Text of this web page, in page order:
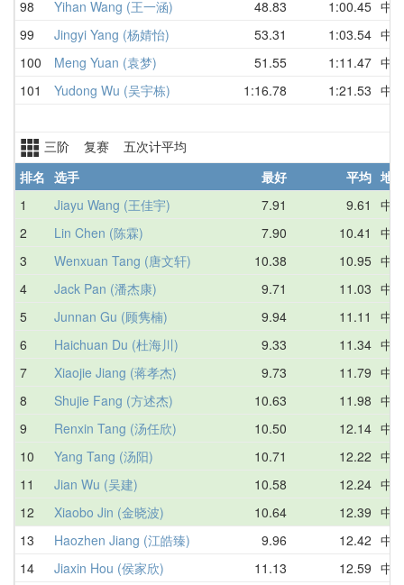
98 Yihan Wang (王一涵) 48.83 1:00.45 中
99
Jingyi Yang (杨婧怡) 53.31 1:03.54 中
100
Meng Yuan (袁梦) 51.55 1:11.47 中
101
Yudong Wu (吴宇栋) 1:16.78 1:21.53 中
三阶 复赛 五次计平均
排名 选手 最好 平均 地
1
Jiayu Wang (王佳宇) 7.91 9.61
中
2
Lin Chen (陈霖) 7.90 10.41
中
3
Wenxuan Tang (唐文轩) 10.38 10.95 中
4
Jack Pan (潘杰康) 9.71 11.03 中
5
Junnan Gu (顾隽楠) 9.94 11.11
中
6
Haichuan Du (杜海川) 9.33 11.34 中
7
Xiaojie Jiang (蒋孝杰) 9.73 11.79 中
8
Shujie Fang (方述杰) 10.63 11.98 中
9
Renxin Tang (汤任欣) 10.50 12.14 中
10
Yang Tang (汤阳) 10.71 12.22 中
11
Jian Wu (吴建) 10.58 12.24 中
12
Xiaobo Jin (金晓波) 10.64 12.39 中
13
Haozhen Jiang (江皓臻) 9.96 12.42 中
14
Jiaxin Hou (侯家欣) 11.13 12.59 中